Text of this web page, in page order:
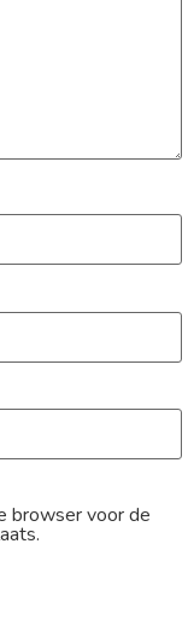
browser voor de